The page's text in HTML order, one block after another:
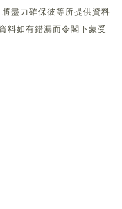
盡力確保彼等所提供資料
料如有錯漏而令閣下蒙受